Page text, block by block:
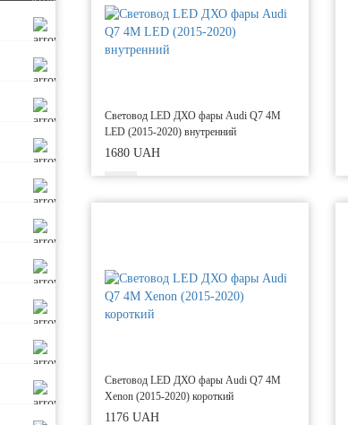
Световод LED ДХО фары Audi Q7 4M
LED (2015-2020) внутренний
1680 UAH
Световод LED ДХО фары Audi Q7 4M
Xenon (2015-2020) короткий
1176 UAH